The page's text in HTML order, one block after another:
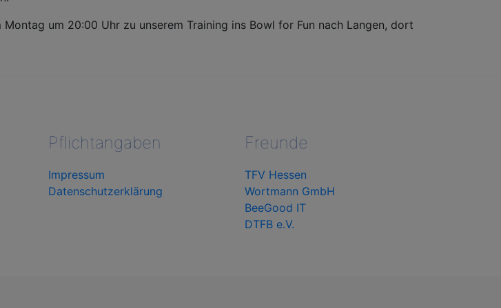
um 20:00 Uhr zu unserem Training ins Bowl for Fun nach Langen, dort
Pflichtangaben
Impressum
Datenschutzerklärung
Freunde
TFV Hessen
Wortmann GmbH
BeeGood IT
DTFB e.V.